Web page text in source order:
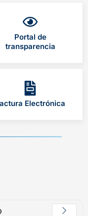
Portal de
transparencia
Electrónica